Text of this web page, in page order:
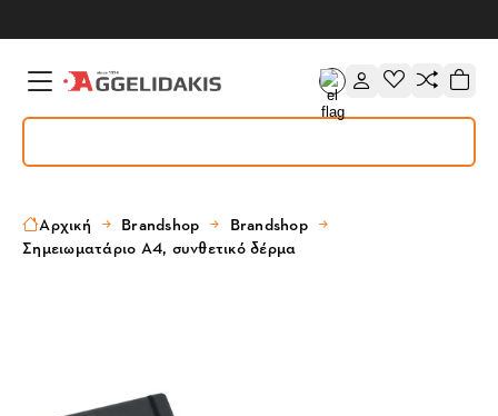
Αρχική Brandshop
Brandshop
Σημειωματάριο Α4, συνθετικό δέρμα